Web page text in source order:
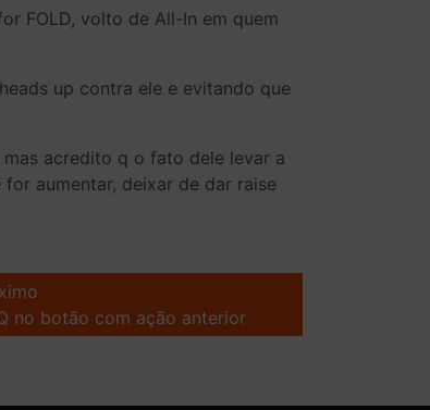
FOLD, volto de All-In em quem
up contra ele e evitando que
acredito q o fato dele levar a
aumentar, deixar de dar raise
no botão com ação anterior